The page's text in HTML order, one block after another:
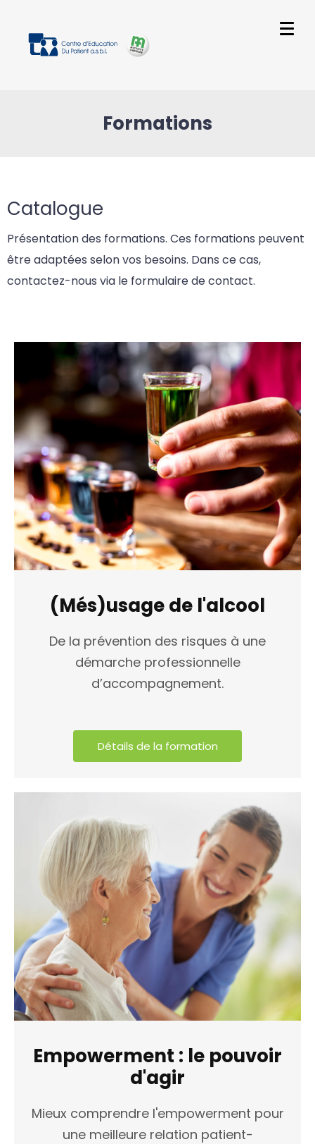
Formations
Catalogue
Présentation des formations. Ces formations peuvent
être adaptées selon vos besoins. Dans ce cas,
contactez-nous via le formulaire de contact.
(Més)usage de l'alcool
De la prévention des risques à une
démarche professionnelle
d’accompagnement.
Détails de la formation
Empowerment : le pouvoir
d'agir
Mieux comprendre l'empowerment pour
une meilleure relation patient-